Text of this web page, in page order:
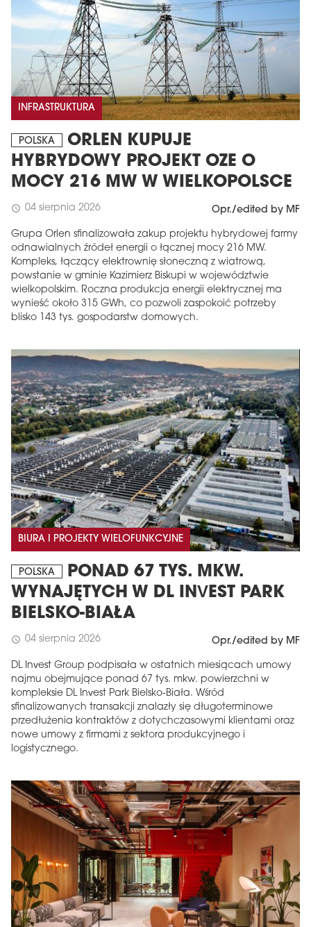
INFRASTRUKTURA
POLSKA
ORLEN KUPUJE
HYBRYDOWY PROJEKT OZE O
MOCY 216 MW W WIELKOPOLSCE
schedule 04 sierpnia 2026 Opr./edited by MF
Grupa Orlen sfinalizowała zakup projektu hybrydowej farmy
odnawialnych źródeł energii o łącznej mocy 216 MW.
Kompleks, łączący elektrownię słoneczną z wiatrową,
powstanie w gminie Kazimierz Biskupi w województwie
wielkopolskim. Roczna produkcja energii elektrycznej ma
wynieść około 315 GWh, co pozwoli zaspokoić potrzeby
blisko 143 tys. gospodarstw domowych.
BIURA I PROJEKTY WIELOFUNKCYJNE
POLSKA
PONAD 67 TYS. MKW.
WYNAJĘTYCH W DL INVEST PARK
BIELSKO-BIAŁA
schedule 04 sierpnia 2026 Opr./edited by MF
DL Invest Group podpisała w ostatnich miesiącach umowy
najmu obejmujące ponad 67 tys. mkw. powierzchni w
kompleksie DL Invest Park Bielsko-Biała. Wśród
sfinalizowanych transakcji znalazły się długoterminowe
przedłużenia kontraktów z dotychczasowymi klientami oraz
nowe umowy z firmami z sektora produkcyjnego i
logistycznego.
MAGAZYN
Wydanie 6 (308)
Więcej w tym wydaniu arrow_forward
Zamów teraz!